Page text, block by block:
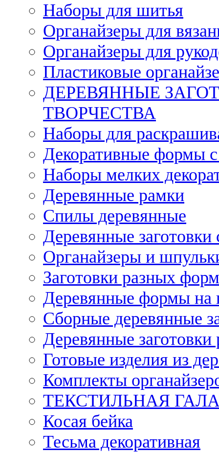
Наборы для шитья
Органайзеры для
Органайзеры для
Пластиковые
ДЕРЕВЯННЫЕ
ТВОРЧЕСТВА
Наборы для
Декоративные формы с
Наборы мелких
Деревянные рамки
Спилы деревянные
Деревянные заготовки
Органайзеры и
Заготовки разных
Деревянные формы на
Сборные деревянные
Деревянные заготовки
Готовые изделия из
Комплекты
ТЕКСТИЛЬНАЯ
Косая бейка
Тесьма декоративная